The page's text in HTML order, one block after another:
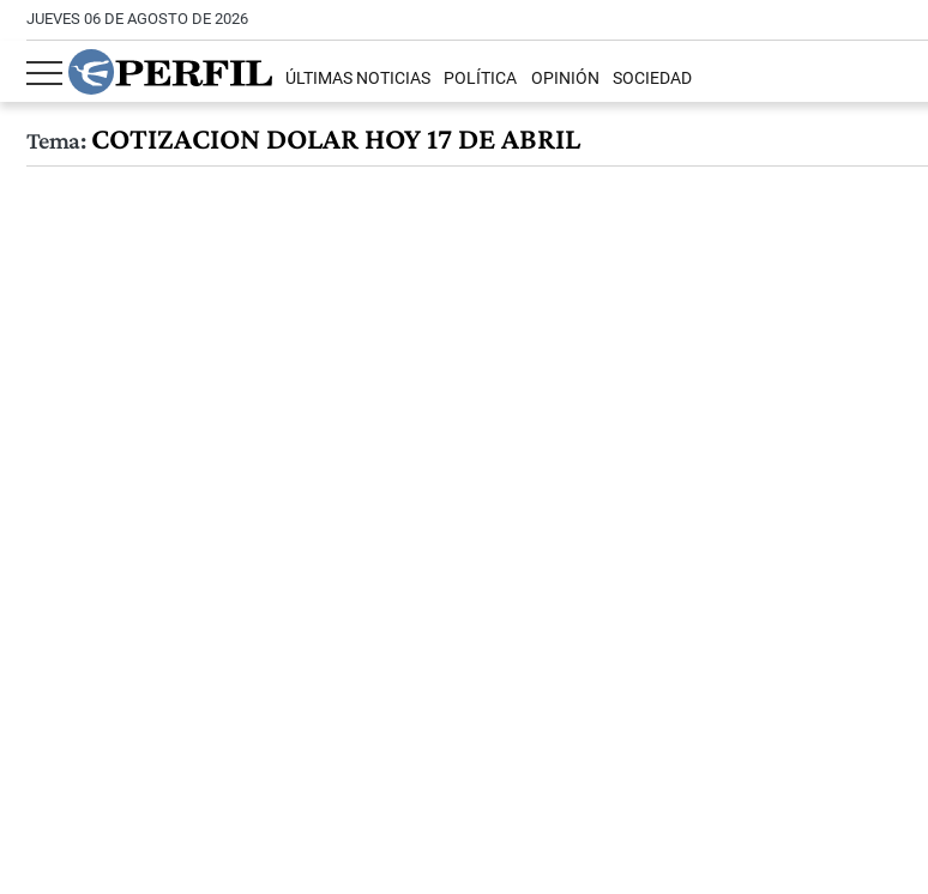
JUEVES 06 DE AGOSTO DE 2026
ÚLTIMAS NOTICIAS POLÍTICA OPINIÓN SOCIEDAD
Tema:COTIZACION DOLAR HOY 17 DE ABRIL